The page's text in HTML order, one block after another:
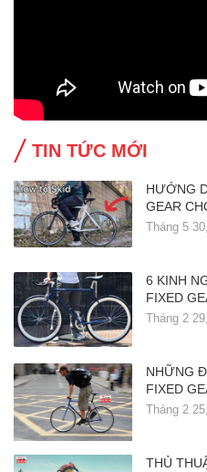
TIN TỨC MỚI
HƯỚNG
GEAR
Tháng 5
6 KINH
FIXED
Tháng 2
NHỮNG
FIXED
Tháng 2
THỦ